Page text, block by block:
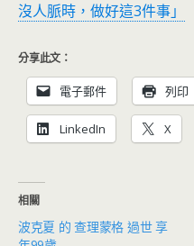
沒人脈時，做好這3件事」
分享此文：
電子郵件 列印
LinkedIn X
相關
波克夏 的 查理蒙格 過世 享